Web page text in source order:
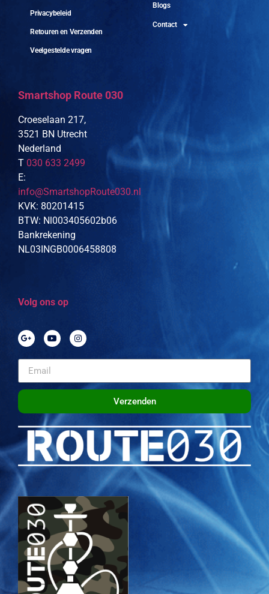
Privacybeleid
Retouren en Verzenden
Veelgestelde vragen
Blogs
Contact
Smartshop Route 030
Croeselaan 217,
3521 BN Utrecht
Nederland
T 030 633 2499
E:
info@SmartshopRoute030.nl
KVK: 80201415
BTW: Nl003405602b06
Bankrekening
NL03INGB0006458808
Volg ons op
Verzenden